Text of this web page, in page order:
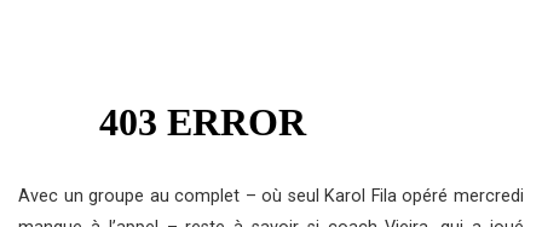
Avec un groupe au complet – où seul Karol Fila opéré mercredi